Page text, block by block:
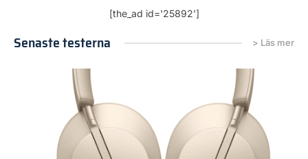
[the_ad id='25892']
Senaste testerna > Läs mer